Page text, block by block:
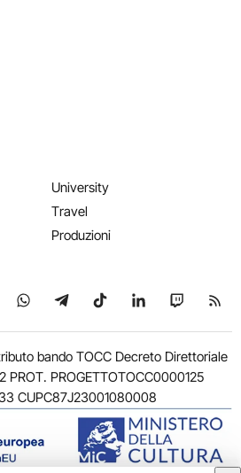
University
Travel
Produzioni
X su YouTube
Seguici su WhatsApp
Seguici su Telegram
Seguici su TikTok
Seguici su
Seguici
bando TOCC Decreto Direttoriale
PROT. PROGETTOTOCC0000125
CUPC87J23001080008